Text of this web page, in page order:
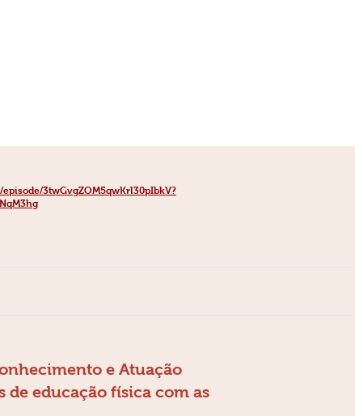
3twGvgZOM5qwKrl30pIbkV?
e Atuação
de educação física com as